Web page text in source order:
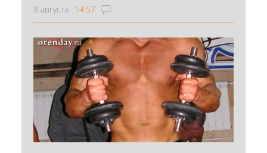
8 августа 14:57